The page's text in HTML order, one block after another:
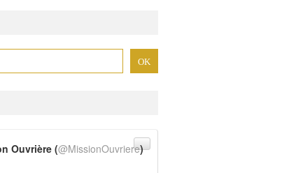
Ouvrière (@MissionOuvriere)